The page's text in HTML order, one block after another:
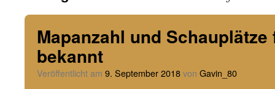
Mapanzahl und Schauplätze
bekannt
Veröffentlicht am 9. September 2018von Gavin_80